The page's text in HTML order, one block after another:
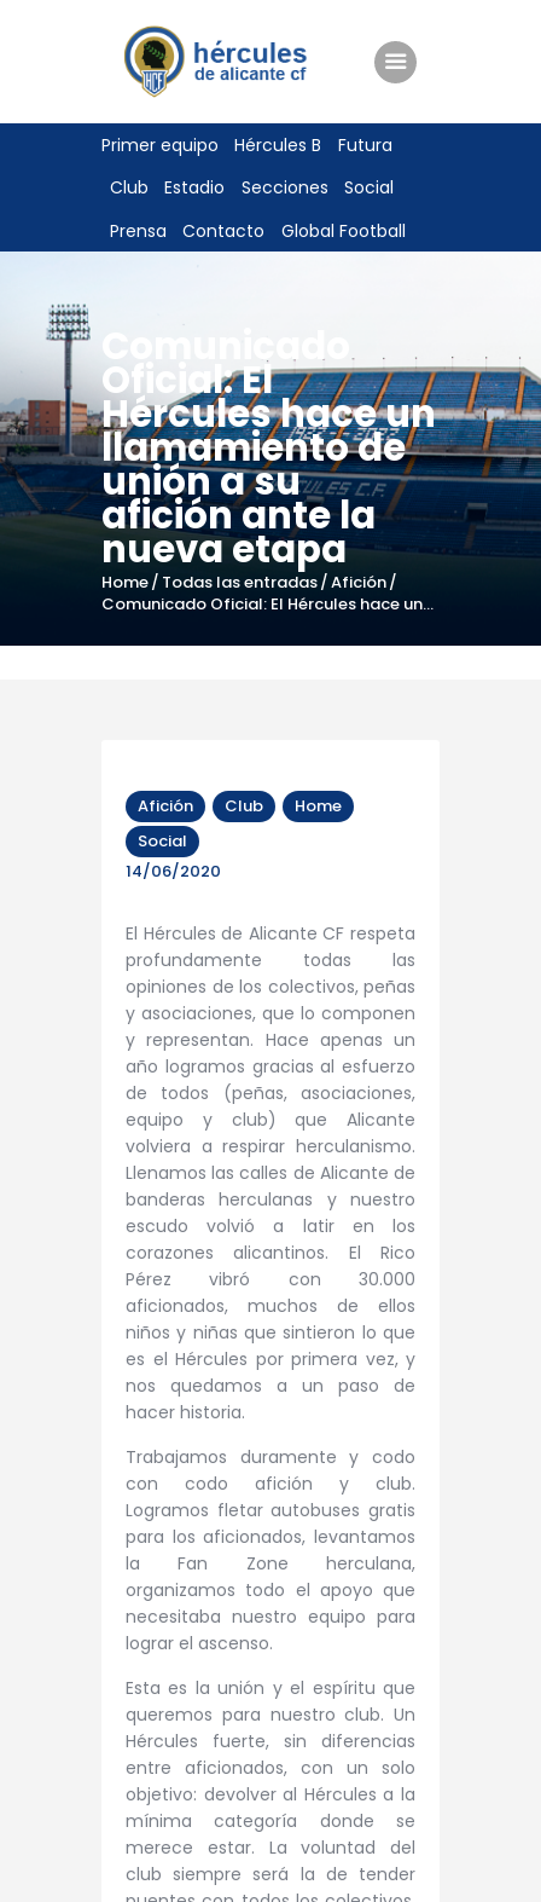
Primer equipo Hércules B
Futura
Club
Estadio Secciones
Social
Prensa
Contacto Global Football
Comunicado
Oficial: El
Hércules hace un
llamamiento de
unión a su
afición ante la
nueva etapa
Home Todas las entradas Afición
Comunicado Oficial: El Hércules hace un...
ENTRADAS
TIENDA
HÉRCULESCF100
Afición Club
Home
Social
14/06/2020
El Hércules de Alicante CF respeta
profundamente todas las
opiniones de los colectivos, peñas
y asociaciones, que lo componen
y representan. Hace apenas un
año logramos gracias al esfuerzo
de todos (peñas, asociaciones,
equipo y club) que Alicante
volviera a respirar herculanismo.
Llenamos las calles de Alicante de
banderas herculanas y nuestro
escudo volvió a latir en los
corazones alicantinos. El Rico
Pérez vibró con 30.000
aficionados, muchos de ellos
niños y niñas que sintieron lo que
es el Hércules por primera vez, y
nos quedamos a un paso de
hacer historia.
Trabajamos duramente y codo
con codo afición y club.
Logramos fletar autobuses gratis
para los aficionados, levantamos
la Fan Zone herculana,
organizamos todo el apoyo que
necesitaba nuestro equipo para
lograr el ascenso.
Esta es la unión y el espíritu que
queremos para nuestro club. Un
Hércules fuerte, sin diferencias
entre aficionados, con un solo
objetivo: devolver al Hércules a la
mínima categoría donde se
merece estar. La voluntad del
club siempre será la de tender